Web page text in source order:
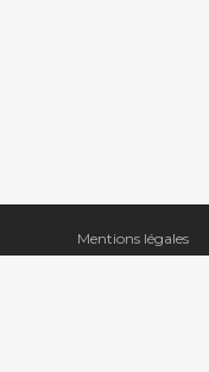
Mentions légales